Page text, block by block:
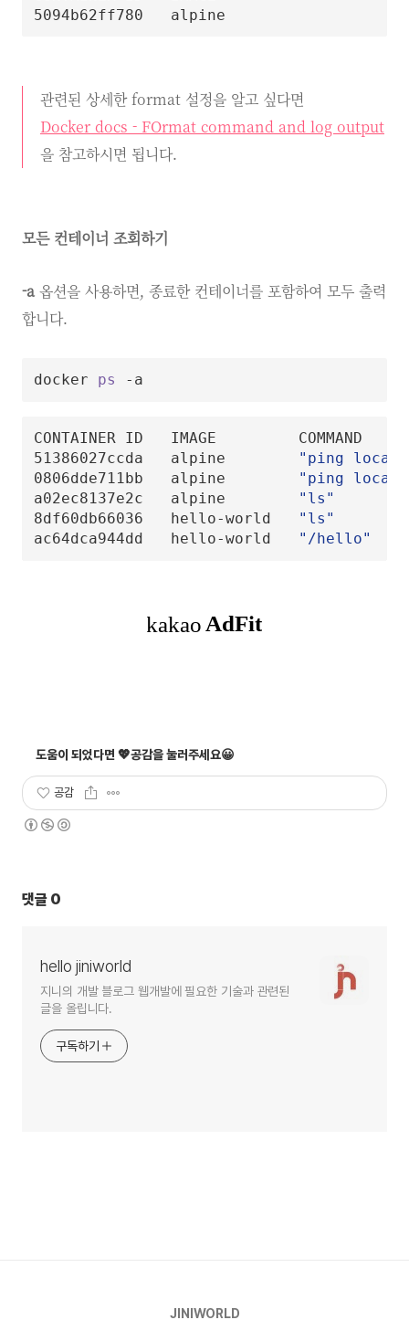
5094b62ff780
관련된 상세한 format 설정을 알고 싶다면
Docker docs - FOrmat command and log output
을 참고하시면 됩니다.
모든 컨테이너 조회하기
-a 옵션을 사용하면, 종료한 컨테이너를 포함하여 모두 출력
합니다.
docker ps
CONTAINER ID   IMAGE
51386027ccda   alpine
"ping
0806dde711bb   alpine
"ping
a02ec8137e2c   alpine
"ls"
8df60db66036   hello-world
"ls"
ac64dca944dd   hello-world
"/hello"
공감
댓글 0
hello jiniworld
지니의 개발 블로그 웹개발에 필요한 기술과 관련된
글을 올립니다.
구독하기
JINIWORLD